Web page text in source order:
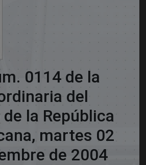
0114 de la
del
la República
martes 02
de 2004